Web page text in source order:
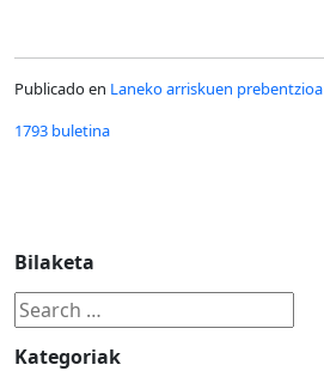
Publicado en Laneko arriskuen prebentzioa
1793 buletina
Bilaketa
Kategoriak